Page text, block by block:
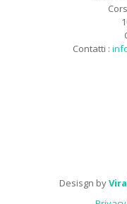
Contatti :
Desisgn by